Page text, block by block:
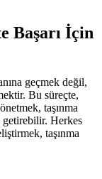
Başarı İçin
geçmek değil,
Bu süreçte,
taşınma
Herkes
taşınma